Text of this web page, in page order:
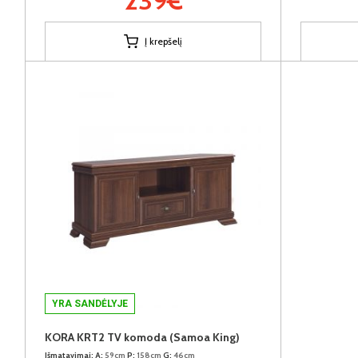
Į krepšelį
YRA SANDĖLYJE
KORA KRT2 TV komoda (Samoa King)
Išmatavimai: A: 59cm P: 158cm G: 46cm